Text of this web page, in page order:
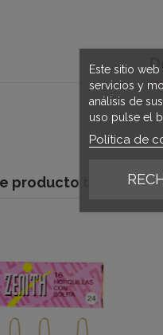
producto también
Este sitio
servicios y
análisis de
uso pulse el
Política de